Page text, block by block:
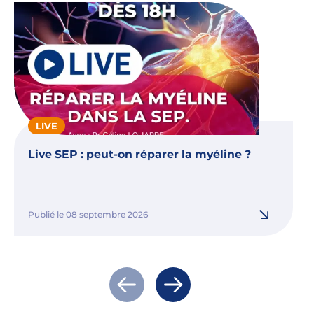
LIVE
Live SEP : peut-on réparer la myéline ?
Publié le 08 septembre 2026
Actualité précédente
Actualité suivante